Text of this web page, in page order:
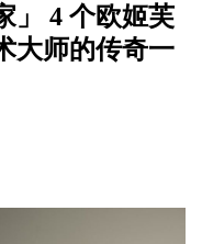
」 4 个欧姬芙
大师的传奇一